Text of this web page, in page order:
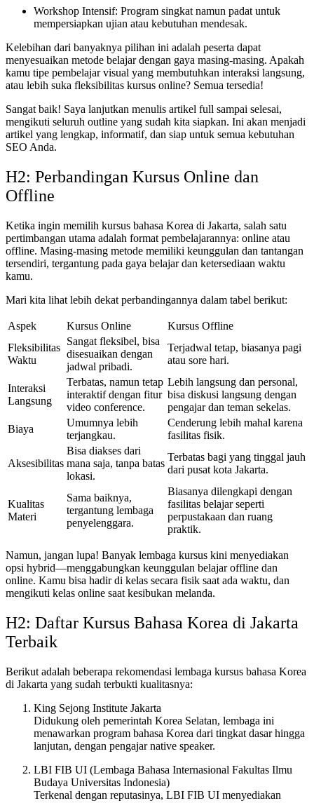
Workshop Intensif: Program singkat namun padat untuk
mempersiapkan ujian atau kebutuhan mendesak.
Kelebihan dari banyaknya pilihan ini adalah peserta dapat
menyesuaikan metode belajar dengan gaya masing-masing. Apakah
kamu tipe pembelajar visual yang membutuhkan interaksi langsung,
atau lebih suka fleksibilitas kursus online? Semua tersedia!
Sangat baik! Saya lanjutkan menulis artikel full sampai selesai,
mengikuti seluruh outline yang sudah kita siapkan. Ini akan menjadi
artikel yang lengkap, informatif, dan siap untuk semua kebutuhan
SEO Anda.
H2: Perbandingan Kursus Online dan
Offline
Ketika ingin memilih kursus bahasa Korea di Jakarta, salah satu
pertimbangan utama adalah format pembelajarannya: online atau
offline. Masing-masing metode memiliki keunggulan dan tantangan
tersendiri, tergantung pada gaya belajar dan ketersediaan waktu
kamu.
Mari kita lihat lebih dekat perbandingannya dalam tabel berikut:
Aspek Kursus Online
Kursus Offline
Fleksibilitas
Waktu
Sangat fleksibel, bisa
disesuaikan dengan
jadwal pribadi.
Terjadwal tetap, biasanya pagi
atau sore hari.
Interaksi
Langsung
Terbatas, namun tetap
interaktif dengan fitur
video conference.
Lebih langsung dan personal,
bisa diskusi langsung dengan
pengajar dan teman sekelas.
Biaya
Umumnya lebih
terjangkau.
Cenderung lebih mahal karena
fasilitas fisik.
Aksesibilitas
Bisa diakses dari
mana saja, tanpa batas
lokasi.
Terbatas bagi yang tinggal jauh
dari pusat kota Jakarta.
Kualitas
Materi
Sama baiknya,
tergantung lembaga
penyelenggara.
Biasanya dilengkapi dengan
fasilitas belajar seperti
perpustakaan dan ruang
praktik.
Namun, jangan lupa! Banyak lembaga kursus kini menyediakan
opsi hybrid—menggabungkan keunggulan belajar offline dan
online. Kamu bisa hadir di kelas secara fisik saat ada waktu, dan
mengikuti kelas online saat kesibukan melanda.
H2: Daftar Kursus Bahasa Korea di Jakarta
Terbaik
Berikut adalah beberapa rekomendasi lembaga kursus bahasa Korea
di Jakarta yang sudah terbukti kualitasnya:
King Sejong Institute Jakarta
Didukung oleh pemerintah Korea Selatan, lembaga ini
menawarkan program bahasa Korea dari tingkat dasar hingga
lanjutan, dengan pengajar native speaker.
LBI FIB UI (Lembaga Bahasa Internasional Fakultas Ilmu
Budaya Universitas Indonesia)
Terkenal dengan reputasinya, LBI FIB UI menyediakan